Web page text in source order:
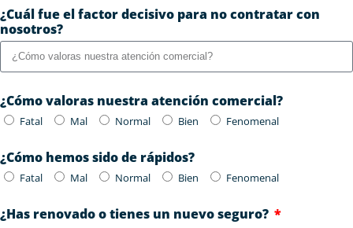
¿Cuál fue el factor decisivo para no contratar con
nosotros?
¿Cómo valoras nuestra atención comercial?
Fatal Mal Normal Bien Fenomenal
¿Cómo hemos sido de rápidos?
Fatal Mal Normal Bien Fenomenal
¿Has renovado o tienes un nuevo seguro?